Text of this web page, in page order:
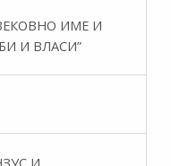
ИМЕ И
И ВЛАСИ”
И